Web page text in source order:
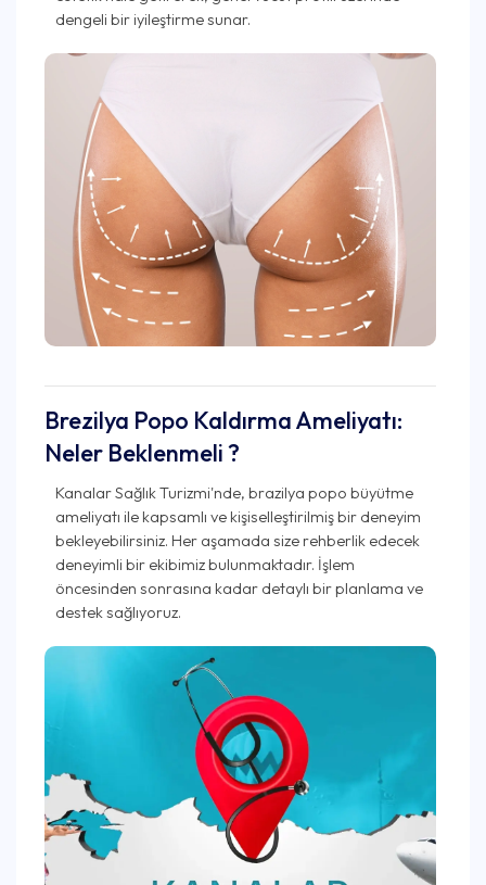
dengeli bir iyileştirme sunar.
Brezilya Popo Kaldırma Ameliyatı:
Neler Beklenmeli ?
Kanalar Sağlık Turizmi'nde, brazilya popo büyütme
ameliyatı ile kapsamlı ve kişiselleştirilmiş bir deneyim
bekleyebilirsiniz. Her aşamada size rehberlik edecek
deneyimli bir ekibimiz bulunmaktadır. İşlem
öncesinden sonrasına kadar detaylı bir planlama ve
destek sağlıyoruz.